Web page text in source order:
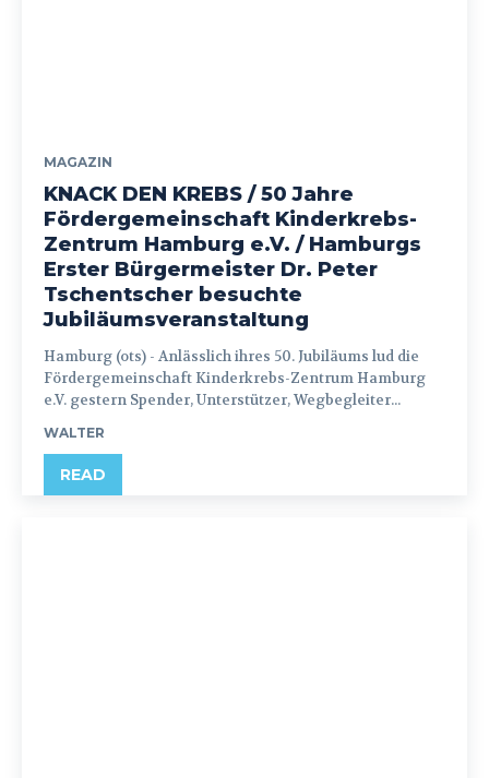
MAGAZIN
KNACK DEN KREBS / 50 Jahre
Fördergemeinschaft Kinderkrebs-
Zentrum Hamburg e.V. / Hamburgs
Erster Bürgermeister Dr. Peter
Tschentscher besuchte
Jubiläumsveranstaltung
Hamburg (ots) - Anlässlich ihres 50. Jubiläums lud die
Fördergemeinschaft Kinderkrebs-Zentrum Hamburg
e.V. gestern Spender, Unterstützer, Wegbegleiter...
WALTER
READ